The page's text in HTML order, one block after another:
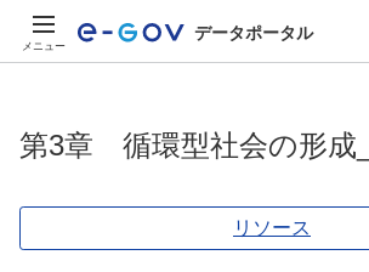
メニュー
データポータル
第3章 循環型社会の形成
リソース